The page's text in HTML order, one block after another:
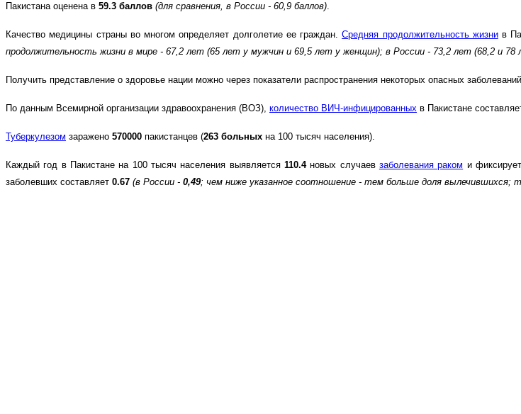
Пакистана оценена в 59.3 баллов (для сравнения, в России - 60,9 баллов).
Качество медицины страны во многом определяет долголетие ее граждан.Средняя продолжительность жизнив
продолжительность жизни в мире - 67,2 лет (65 лет у мужчин и 69,5 лет у женщин); в России - 73,2 лет (68,2 и
Получить представление о здоровье нации можно через показатели распространения некоторых опасных
По данным Всемирной организации здравоохранения (ВОЗ), количество ВИЧ-инфицированных в Пакистане
Туберкулезом заражено 570000 пакистанцев (263 больных на 100 тысяч населения).
Каждый год в Пакистане на 100 тысяч населения выявляется 110.4новых случаев заболевания раком и
заболевших составляет 0.67 (в России - 0,49; чем ниже указанное соотношение - тем больше доля